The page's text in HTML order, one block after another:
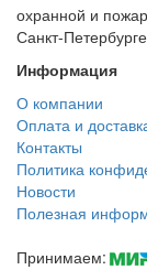
охранной и
Санкт-
Информация
О компании
Оплата и
Контакты
Политика
Новости
Полезная
Принимаем: